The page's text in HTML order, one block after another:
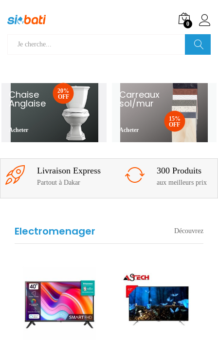
0
Chaise
Anglaise
Acheter
20%
OFF
Carreaux
sol/mur
Acheter
15%
OFF
Livraison Express
Partout à Dakar
300 Produits
aux meilleurs prix
Electromenager Découvrez